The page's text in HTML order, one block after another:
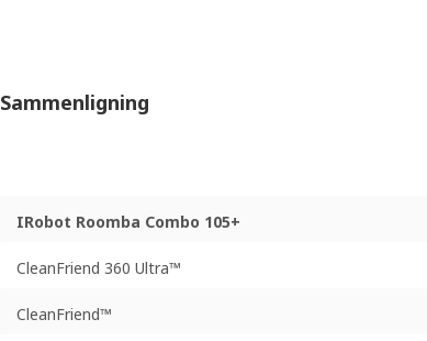
Sammenligning
IRobot Roomba Combo 105+
CleanFriend 360 Ultra™
CleanFriend™